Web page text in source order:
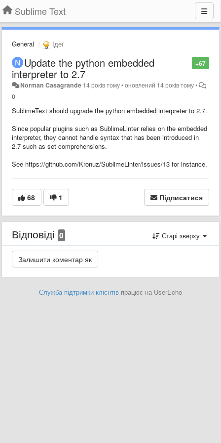
Sublime Text
General Ідеї
+67
Update the python embedded
interpreter to 2.7
Norman Casagrande 14 років тому•оновлений 14 років тому•
0
SublimeText should upgrade the python embedded interpreter to 2.7.
Since popular plugins such as SublimeLinter relies on the embedded
interpreter, they cannot handle syntax that has been introduced in
2.7 such as set comprehensions.
See https://github.com/Kronuz/SublimeLinter/issues/13 for instance.
68 1 Підписатися
Відповіді 0 Старі зверху
Служба підтримки клієнтів працює на UserEcho